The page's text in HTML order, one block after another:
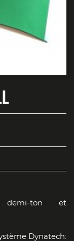
demi-ton et
Dynatech: